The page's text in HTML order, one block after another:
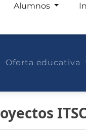
Alumnos
Oferta educativa